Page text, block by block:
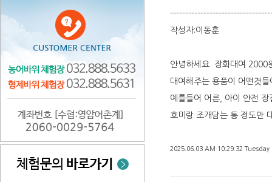
작성자:이동훈
안녕하세요. 장화대여 2000
대여해주는 용품이 어떤것
예를들어 어른, 아이 안전
호미랑 조개담는 통 정도만
2025.06.03 AM 10:29:32 Tuesday